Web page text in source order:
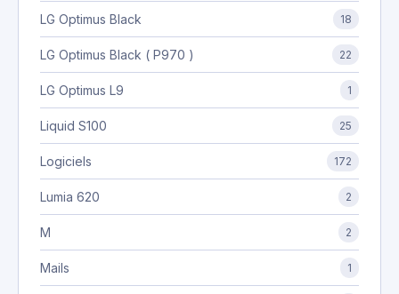
LG Optimus Black 18
LG Optimus Black ( P970 ) 22
LG Optimus L9 1
Liquid S100 25
Logiciels 172
Lumia 620 2
M 2
Mails 1